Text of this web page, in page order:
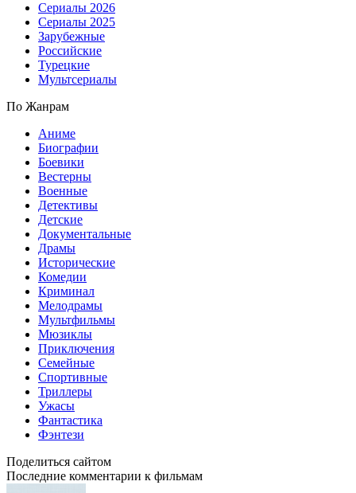
Сериалы 2026
Сериалы 2025
Зарубежные
Российские
Турецкие
Мультсериалы
По Жанрам
Аниме
Биографии
Боевики
Вестерны
Военные
Детективы
Детские
Документальные
Драмы
Исторические
Комедии
Криминал
Мелодрамы
Мультфильмы
Мюзиклы
Приключения
Семейные
Спортивные
Триллеры
Ужасы
Фантастика
Фэнтези
Поделиться сайтом
Последние комментарии к фильмам